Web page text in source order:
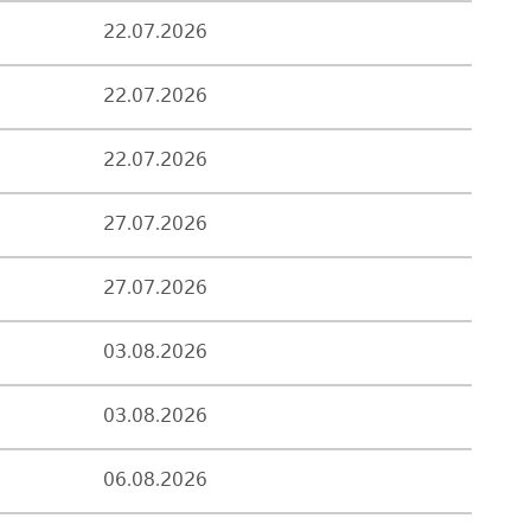
22.07.2026
22.07.2026
22.07.2026
27.07.2026
27.07.2026
03.08.2026
03.08.2026
06.08.2026